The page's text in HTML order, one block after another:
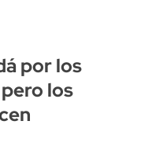
por los
los